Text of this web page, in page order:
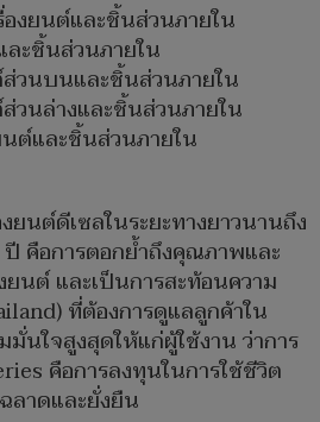
งยนต์และชิ้นส่วนภายใน
ะชิ้นส่วนภายใน
ส่วนบนและชิ้นส่วนภายใน
วนล่างและชิ้นส่วนภายใน
ต์และชิ้นส่วนภายใน
ยนต์ดีเซลในระยะทางยาวนานถึง
ปี คือการตอกย้ำถึงคุณภาพและ
นต์ และเป็นการสะท้อนความ
ที่ต้องการดูแลลูกค้าใน
มั่นใจสูงสุดให้แก่ผู้ใช้งาน ว่าการ
คือการลงทุนในการใช้ชีวิต
ลาดและยั่งยืน